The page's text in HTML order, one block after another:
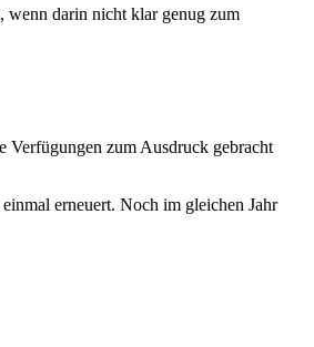
wenn darin nicht klar genug zum
Verfügungen zum Ausdruck gebracht
erneuert. Noch im gleichen Jahr